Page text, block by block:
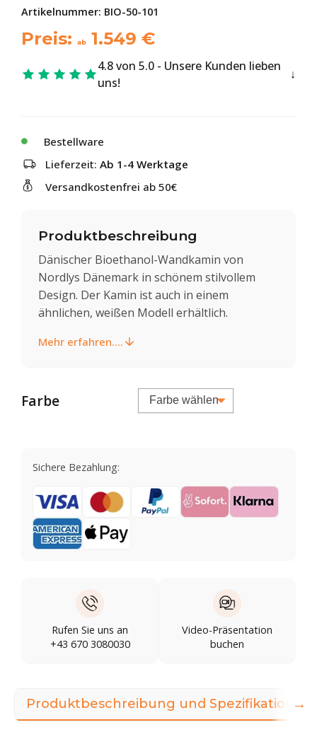
Artikelnummer: BIO-50-101
Preis: ab 1.549 €
4.8 von 5.0 - Unsere Kunden lieben
uns!
Bestellware
Lieferzeit: Ab 1-4 Werktage
Versandkostenfrei ab 50€
Produktbeschreibung
Dänischer Bioethanol-Wandkamin von
Nordlys Dänemark in schönem stilvollem
Design. Der Kamin ist auch in einem
ähnlichen, weißen Modell erhältlich.
Mehr erfahren....
Farbe
Sichere Bezahlung:
Rufen Sie uns an
+43 670 3080030
Video-Präsentation
buchen
Produktbeschreibung und Spezifikationen
→